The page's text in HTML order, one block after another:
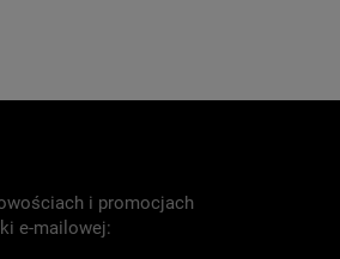
i promocjach
e-mailowej: